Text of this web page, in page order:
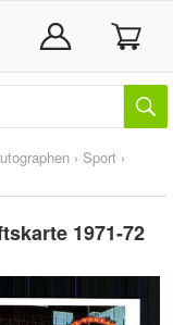
› Sport ›
1971-72